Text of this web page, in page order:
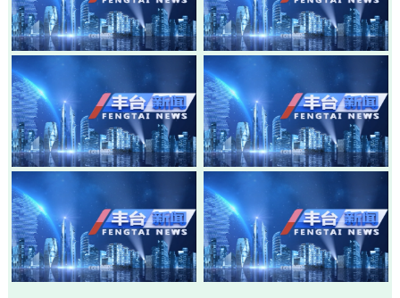
20260805-丰台新闻
20260803-丰台新闻
20260730-丰台新闻